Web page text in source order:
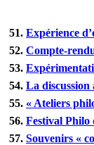
51. Expérience
52. Compte-
53.
54. La discussion
55. « Ateliers
56. Festival Philo
57. Souvenirs «